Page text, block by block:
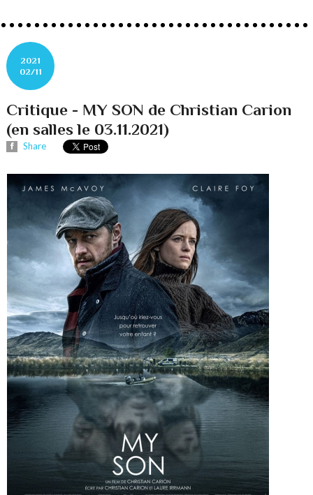
2021
02/11
Critique - MY SON de Christian Carion
(en salles le 03.11.2021)
Share